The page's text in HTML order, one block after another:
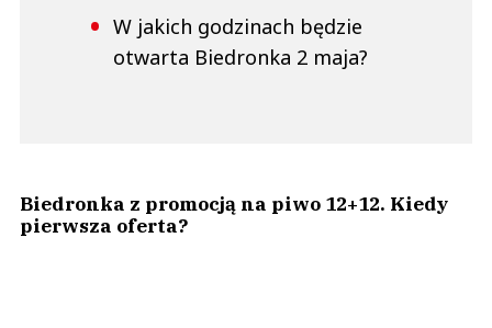
W jakich godzinach będzie
otwarta Biedronka 2 maja?
Biedronka z promocją na piwo 12+12. Kiedy
pierwsza oferta?